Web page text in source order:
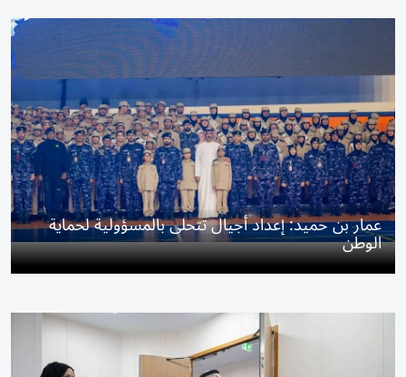
عمار بن حميد: إعداد أجيال تتحلى بالمسؤولية لحماية
الوطن